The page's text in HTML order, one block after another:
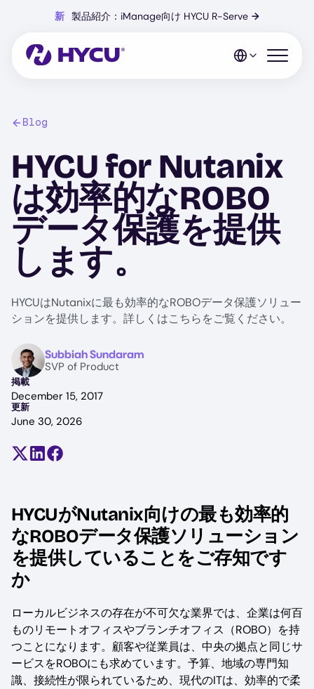
content
新 製品紹介：iManage向け HYCU R-Serve →
Open
Blog
HYCU for Nutanix
は効率的なROBO
データ保護を提供
します。
HYCUはNutanixに最も効率的なROBOデータ保護ソリュー
ションを提供します。詳しくはこちらをご覧ください。
ImageSubbiah Sundaram
SVP of Product
掲載
December 15, 2017
更新
June 30, 2026
Share on X (formerly Twitter)
Share on LinkedIn
Share on Facebook
HYCUがNutanix向けの最も効率的
なROBOデータ保護ソリューション
を提供していることをご存知です
か
ローカルビジネスの存在が不可欠な業界では、企業は何百
ものリモートオフィスやブランチオフィス（ROBO）を持
つことになります。顧客や従業員は、中央の拠点と同じサ
ービスをROBOにも求めています。予算、地域の専門知
識、接続性が限られているため、現代のITは、効率的で柔